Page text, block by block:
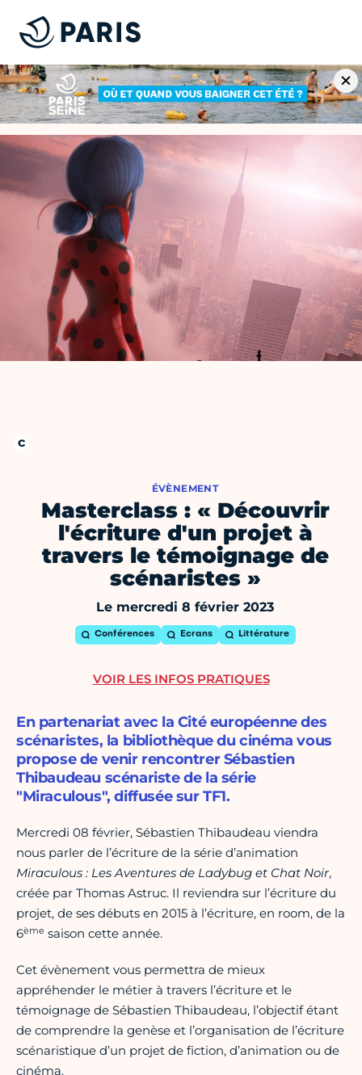
ÉVÈNEMENT
Masterclass : « Découvrir
l'écriture d'un projet à
travers le témoignage de
scénaristes »
Le mercredi 8 février 2023
Conférences Ecrans Littérature
En partenariat avec la Cité européenne des
scénaristes, la bibliothèque du cinéma vous
propose de venir rencontrer Sébastien
Thibaudeau scénariste de la série
"Miraculous", diffusée sur TF1.
Mercredi 08 février, Sébastien Thibaudeau viendra
nous parler de l’écriture de la série d’animation
Miraculous : Les Aventures de Ladybug et Chat Noir,
créée par Thomas Astruc. Il reviendra sur l’écriture du
projet, de ses débuts en 2015 à l’écriture, en room, de la
6ème saison cette année.
Cet évènement vous permettra de mieux
appréhender le métier à travers l’écriture et le
témoignage de Sébastien Thibaudeau, l’objectif étant
de comprendre la genèse et l’organisation de l’écriture
scénaristique d’un projet de fiction, d’animation ou de
cinéma.
VOIR LES INFOS PRATIQUES